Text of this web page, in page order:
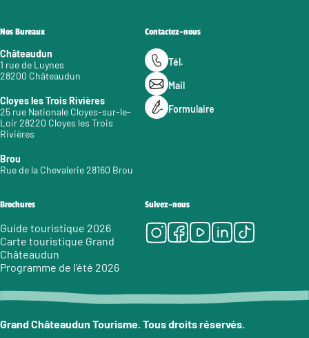
Nos Bureaux
Châteaudun
1 rue de Luynes
28200 Châteaudun
Cloyes les Trois Rivières
25 rue Nationale Cloyes-sur-le-
Loir 28220 Cloyes les Trois
Rivières
Brou
Rue de la Chevalerie 28160 Brou
Contactez-nous
Tél.
Mail
Formulaire
Brochures
Guide touristique 2026
Carte touristique Grand
Châteaudun
Programme de l’été 2026
Suivez-nous
Instagram
Facebook
Youtube
LinkedIn
Tiktok
Grand Châteaudun Tourisme. Tous droits réservés.